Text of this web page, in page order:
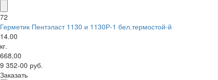
72
Герметик Пентэласт 1130 и 1130Р-1 бел.термостой-й
14.00
кг.
668,00
9 352-00 руб.
Заказать